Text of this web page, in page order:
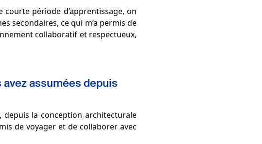
période d’apprentissage, on
secondaires, ce qui m’a permis de
collaboratif et respectueux,
assumées depuis
depuis la conception architecturale
de voyager et de collaborer avec